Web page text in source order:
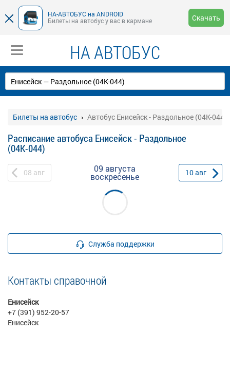
НА-АВТОБУС на ANDROID
Билеты на автобус у вас в кармане
Скачать
НА АВТОБУС
Билеты на автобус Автобус Енисейск - Раздольное (04К-044)
Расписание автобуса Енисейск - Раздольное
(04К-044)
08 авг 09 августа
воскресенье 10авг
Служба поддержки
Контакты справочной
Енисейск
+7 (391) 952-20-57
Енисейск